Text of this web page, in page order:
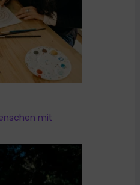
mit